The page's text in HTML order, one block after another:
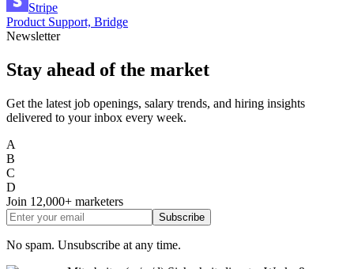
Stripe
Product Support, Bridge
Newsletter
Stay ahead of the market
Get the latest job openings, salary trends, and hiring insights
delivered to your inbox every week.
A
B
C
D
Join 12,000+ marketers
Subscribe
No spam. Unsubscribe at any time.